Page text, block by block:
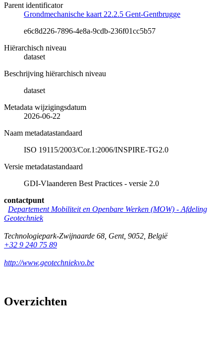
Parent identificator
Grondmechanische kaart 22.2.5 Gent-Gentbrugge
e6c8d226-7896-4e8a-9cdb-236f01cc5b57
Hiërarchisch niveau
dataset
Beschrijving hiërarchisch niveau
dataset
Metadata wijzigingsdatum
2026-06-22
Naam metadatastandaard
ISO 19115/2003/Cor.1:2006/INSPIRE-TG2.0
Versie metadatastandaard
GDI-Vlaanderen Best Practices - versie 2.0
contactpunt
Departement Mobiliteit en Openbare Werken (MOW) - Afdeling
Geotechniek
Technologiepark-Zwijnaarde 68 Gent, 9052 België
+32 9 240 75 89
http://www.geotechniekvo.be
Overzichten